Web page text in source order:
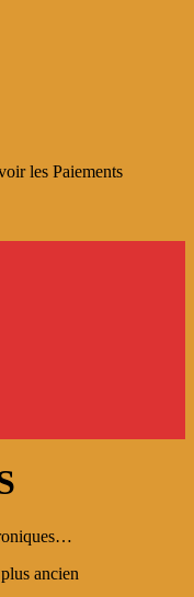
les Paiements
ancien